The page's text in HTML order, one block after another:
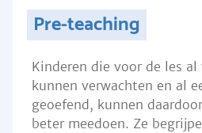
Pre-teaching
Kinderen die voor de les
kunnen verwachten en al
geoefend, kunnen
beter meedoen. Ze